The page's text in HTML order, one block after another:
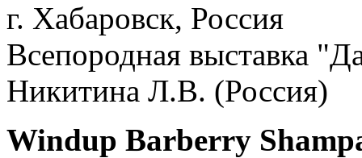
г. Хабаровск, Россия
Всепородная выставка
Никитина Л.В. (Россия)
Windup Barberry